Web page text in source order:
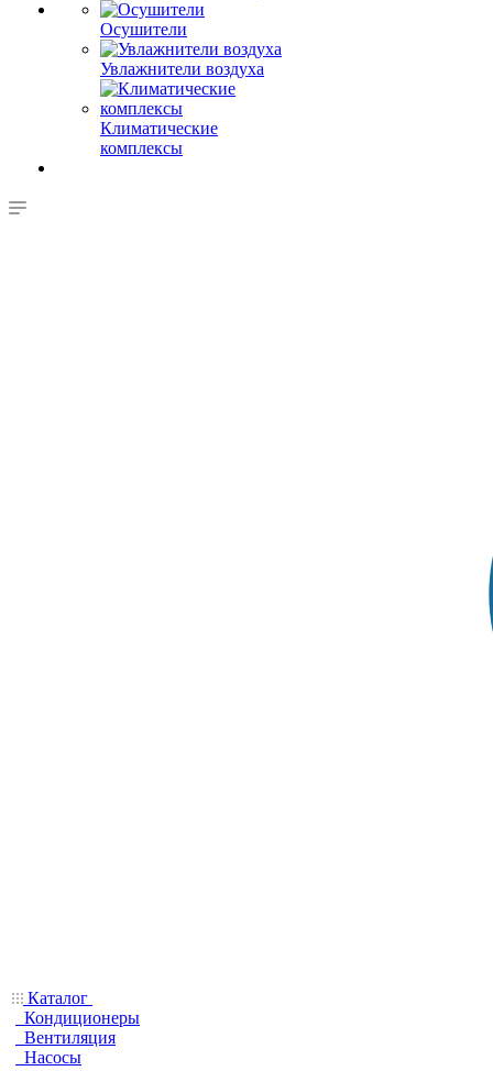
Осушители
Увлажнители воздуха
Климатические
комплексы
Каталог
Кондиционеры
Вентиляция
Насосы